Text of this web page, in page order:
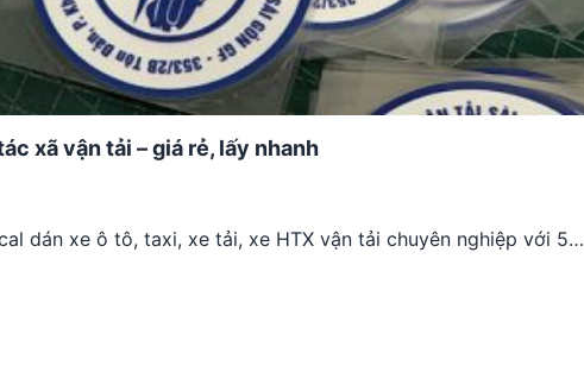
xã vận tải – giá rẻ, lấy nhanh
dán xe ô tô, taxi, xe tải, xe HTX vận tải chuyên nghiệp với 5…